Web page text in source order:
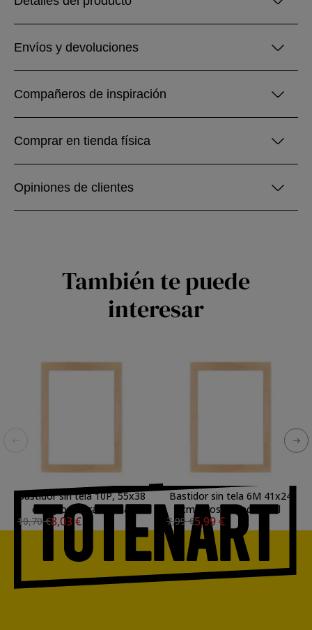
Envíos y devoluciones
Compañeros de inspiración
Comprar en tienda física
Opiniones de clientes
También te puede
interesar
Bastidor sin tela 10P, 55x38
cm. grosor tradicional
10,70 €8,03 €
Bastidor sin tela 6M 41x24
cm. grosor tradicional
7,99 €5,99 €